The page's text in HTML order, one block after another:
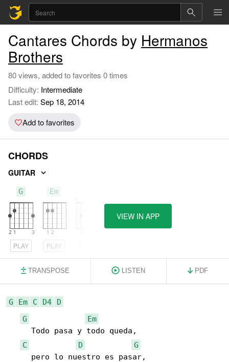
Cantares Chords by Hermanos
Brothers
80 views, added to favorites 0 times
Difficulty: Intermediate
Last edit: Sep 18, 2014
Add to favorites
CHORDS
GUITAR
G
PLAY
Em
PLAY
VIEW IN APP
TRANSPOSE LISTEN PDF
G Em C D4
D
G
Em
     Todo pasa y todo queda,
C
D
G
     pero lo nuestro es pasar,